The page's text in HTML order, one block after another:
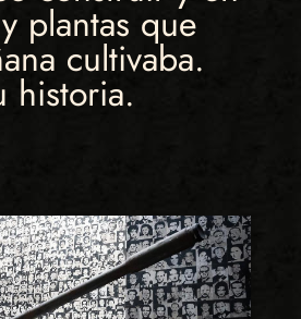
plantas que
cultivaba.
historia.